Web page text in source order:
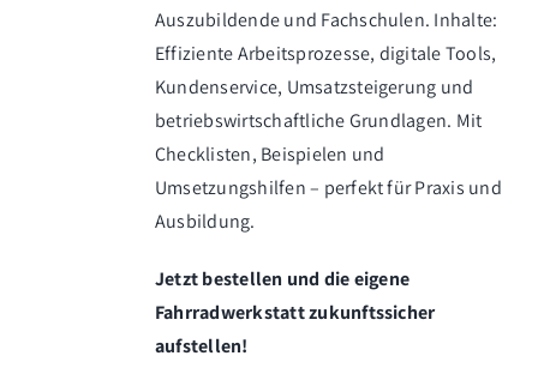
Auszubildende und Fachschulen. Inhalte:
Effiziente Arbeitsprozesse, digitale Tools,
Kundenservice, Umsatzsteigerung und
betriebswirtschaftliche Grundlagen. Mit
Checklisten, Beispielen und
Umsetzungshilfen – perfekt für Praxis und
Ausbildung.
Jetzt bestellen und die eigene
Fahrradwerkstatt zukunftssicher
aufstellen!